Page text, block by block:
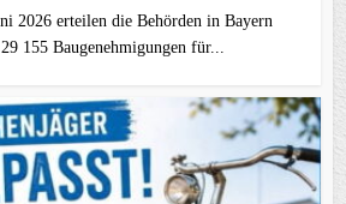
2026 erteilen die Behörden in Bayern
155 Baugenehmigungen für...